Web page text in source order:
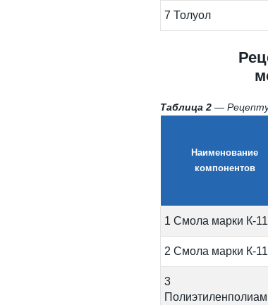
7 Толуол
Таблица 2 —
Наименование
компонентов
1 Смола марки К-
2 Смола марки К-
3